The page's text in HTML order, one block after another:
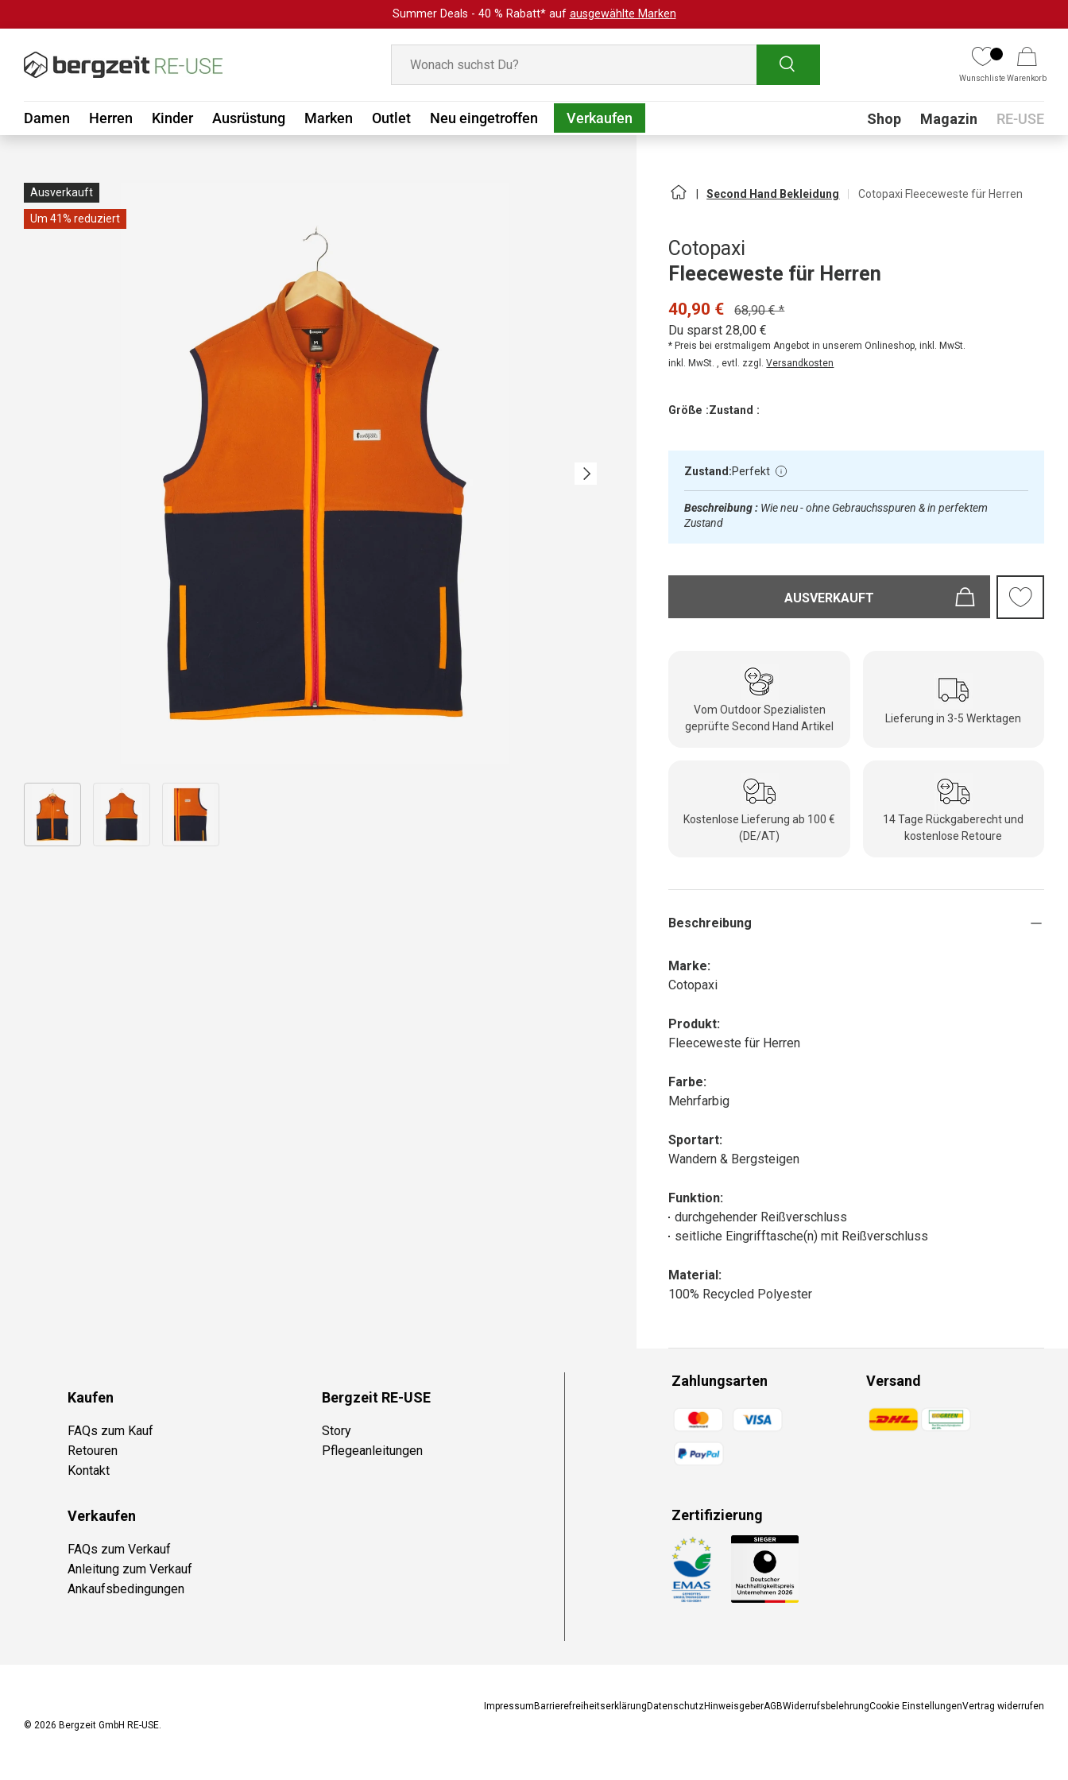
Summer Deals - 40 % Rabatt* auf ausgewählte Marken
Suchen
WunschlisteWarenkorb
Damen Herren Kinder Ausrüstung Marken Outlet Neu eingetroffen Verkaufen Submenu
Shop Magazin RE-USE
Ausverkauft
Um 41% reduziert
Nächste
Bild 1 in Galerieansicht laden
Second Hand Bekleidung Cotopaxi Fleeceweste für Herren
Cotopaxi
Fleeceweste für Herren
40,90 €
68,90 € *
Du sparst 28,00 €
* Preis bei erstmaligem Angebot in unserem Onlineshop, inkl. MwSt.
inkl. MwSt. , evtl. zzgl.Versandkosten
Größe :Zustand :
Zustand:Perfekt
Beschreibung : Wie neu - ohne Gebrauchsspuren & in perfektem
Zustand
AUSVERKAUFT
Vom Outdoor Spezialisten
geprüfte Second Hand Artikel
Lieferung in 3-5 Werktagen
Kostenlose Lieferung ab 100 €
(DE/AT)
14 Tage Rückgaberecht und
kostenlose Retoure
Beschreibung
Marke:
Cotopaxi
Produkt:
Fleeceweste für Herren
Farbe:
Mehrfarbig
Sportart:
Wandern & Bergsteigen
Funktion:
durchgehender Reißverschluss
seitliche Eingrifftasche(n) mit Reißverschluss
Material:
100% Recycled Polyester
Kaufen
FAQs zum Kauf
Retouren
Kontakt
Bergzeit RE-USE
Story
Pflegeanleitungen
Verkaufen
FAQs zum Verkauf
Anleitung zum Verkauf
Ankaufsbedingungen
Zahlungsarten
Zahlungsmethoden
Versand
Zahlungsmethoden
Zertifizierung
Zahlungsmethoden
Impressum Barrierefreiheitserklärung DatenschutzHinweisgeberAGBWiderrufsbelehrungCookie EinstellungenVertrag widerrufen
© 2026 Bergzeit GmbH RE-USE.